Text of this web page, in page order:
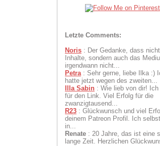
Letzte Comments:
Noris : Der Gedanke, dass
Inhalte, sondern auch das
irgendwann nicht...
Petra : Sehr gerne, liebe Ilka :)
hatte jetzt wegen des zweiten...
Illa Sabin : Wie lieb von dir! Ich
für den Link. Viel Erfolg für die
zwanzigtausend...
R23 : Glückwunsch und viel
deinem Patreon Profil. Ich
in...
Renate : 20 Jahre, das ist eine
lange Zeit. Herzlichen